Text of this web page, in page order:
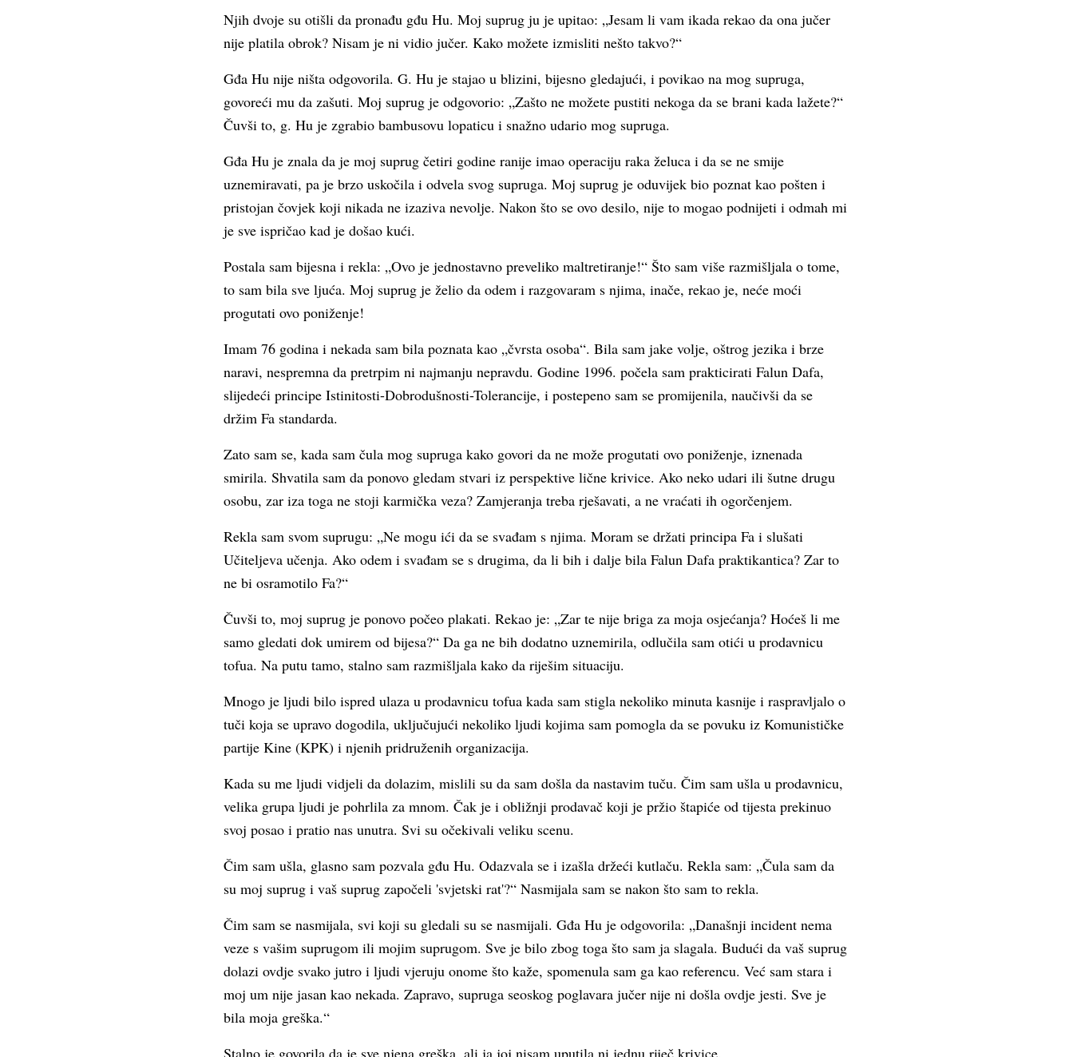
Njih dvoje su otišli da pronađu gđu Hu. Moj suprug ju je upitao: „Jesam li vam ikada rekao da ona jučer
nije platila obrok? Nisam je ni vidio jučer. Kako možete izmisliti nešto takvo?“
Gđa Hu nije ništa odgovorila. G. Hu je stajao u blizini, bijesno gledajući, i povikao na mog supruga,
govoreći mu da zašuti. Moj suprug je odgovorio: „Zašto ne možete pustiti nekoga da se brani kada lažete?“
Čuvši to, g. Hu je zgrabio bambusovu lopaticu i snažno udario mog supruga.
Gđa Hu je znala da je moj suprug četiri godine ranije imao operaciju raka želuca i da se ne smije
uznemiravati, pa je brzo uskočila i odvela svog supruga. Moj suprug je oduvijek bio poznat kao pošten i
pristojan čovjek koji nikada ne izaziva nevolje. Nakon što se ovo desilo, nije to mogao podnijeti i odmah mi
je sve ispričao kad je došao kući.
Postala sam bijesna i rekla: „Ovo je jednostavno preveliko maltretiranje!“ Što sam više razmišljala o tome,
to sam bila sve ljuća. Moj suprug je želio da odem i razgovaram s njima, inače, rekao je, neće moći
progutati ovo poniženje!
Imam 76 godina i nekada sam bila poznata kao „čvrsta osoba“. Bila sam jake volje, oštrog jezika i brze
naravi, nespremna da pretrpim ni najmanju nepravdu. Godine 1996. počela sam prakticirati Falun Dafa,
slijedeći principe Istinitosti-Dobrodušnosti-Tolerancije, i postepeno sam se promijenila, naučivši da se
držim Fa standarda.
Zato sam se, kada sam čula mog supruga kako govori da ne može progutati ovo poniženje, iznenada
smirila. Shvatila sam da ponovo gledam stvari iz perspektive lične krivice. Ako neko udari ili šutne drugu
osobu, zar iza toga ne stoji karmička veza? Zamjeranja treba rješavati, a ne vraćati ih ogorčenjem.
Rekla sam svom suprugu: „Ne mogu ići da se svađam s njima. Moram se držati principa Fa i slušati
Učiteljeva učenja. Ako odem i svađam se s drugima, da li bih i dalje bila Falun Dafa praktikantica? Zar to
ne bi osramotilo Fa?“
Čuvši to, moj suprug je ponovo počeo plakati. Rekao je: „Zar te nije briga za moja osjećanja? Hoćeš li me
samo gledati dok umirem od bijesa?“ Da ga ne bih dodatno uznemirila, odlučila sam otići u prodavnicu
tofua. Na putu tamo, stalno sam razmišljala kako da riješim situaciju.
Mnogo je ljudi bilo ispred ulaza u prodavnicu tofua kada sam stigla nekoliko minuta kasnije i raspravljalo o
tuči koja se upravo dogodila, uključujući nekoliko ljudi kojima sam pomogla da se povuku iz Komunističke
partije Kine (KPK) i njenih pridruženih organizacija.
Kada su me ljudi vidjeli da dolazim, mislili su da sam došla da nastavim tuču. Čim sam ušla u prodavnicu,
velika grupa ljudi je pohrlila za mnom. Čak je i obližnji prodavač koji je pržio štapiće od tijesta prekinuo
svoj posao i pratio nas unutra. Svi su očekivali veliku scenu.
Čim sam ušla, glasno sam pozvala gđu Hu. Odazvala se i izašla držeći kutlaču. Rekla sam: „Čula sam da
su moj suprug i vaš suprug započeli 'svjetski rat'?“ Nasmijala sam se nakon što sam to rekla.
Čim sam se nasmijala, svi koji su gledali su se nasmijali. Gđa Hu je odgovorila: „Današnji incident nema
veze s vašim suprugom ili mojim suprugom. Sve je bilo zbog toga što sam ja slagala. Budući da vaš suprug
dolazi ovdje svako jutro i ljudi vjeruju onome što kaže, spomenula sam ga kao referencu. Već sam stara i
moj um nije jasan kao nekada. Zapravo, supruga seoskog poglavara jučer nije ni došla ovdje jesti. Sve je
bila moja greška.“
Stalno je govorila da je sve njena greška, ali ja joj nisam uputila ni jednu riječ krivice.